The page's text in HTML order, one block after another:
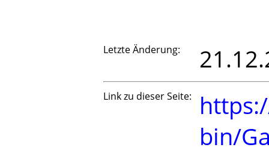
Letzte Änderung:
Link zu dieser Seite:
bin/